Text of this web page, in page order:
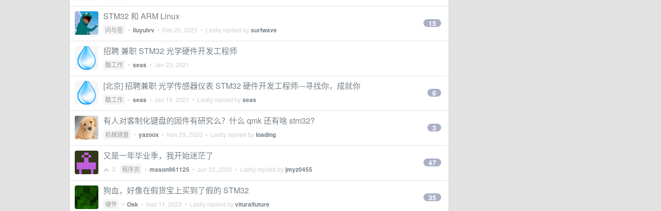
STM32 和 ARM Linux
问与答 • liuyulvv • Feb 25, 2021 • Lastly replied bysurfwave
15
招聘 兼职 STM32 光学硬件开发工程师
酷工作 • seas • Jan 23, 2021
[北京] 招聘兼职 光学传感器仪表 STM32 硬件开发工程师---寻找你，成就你
酷工作 • seas • Jan 16, 2021 • Lastly replied byseas
6
有人对客制化键盘的固件有研究么？什么 qmk 还有啥 stm32?
机械键盘 • yazoox • Nov 29, 2020 • Lastly replied byloading
3
又是一年毕业季，我开始迷茫了
2 程序员 • mason961125 • Jun 23, 2020 • Lastly replied by jmyz0455
47
狗血，好像在假货宝上买到了假的 STM32
硬件 • Osk • Sep 11, 2023 • Lastly replied byvituralfuture
35